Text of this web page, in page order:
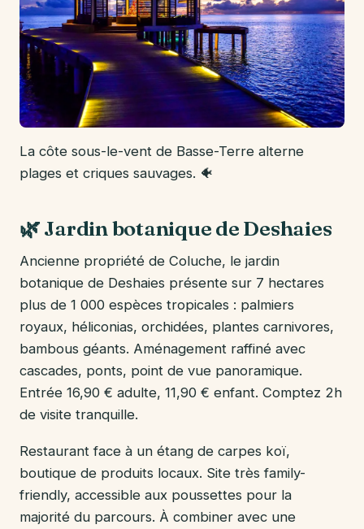
La côte sous-le-vent de Basse-Terre alterne
plages et criques sauvages. 🐠
🌿 Jardin botanique de Deshaies
Ancienne propriété de Coluche, le jardin
botanique de Deshaies présente sur 7 hectares
plus de 1 000 espèces tropicales : palmiers
royaux, héliconias, orchidées, plantes carnivores,
bambous géants. Aménagement raffiné avec
cascades, ponts, point de vue panoramique.
Entrée 16,90 € adulte, 11,90 € enfant. Comptez 2h
de visite tranquille.
Restaurant face à un étang de carpes koï,
boutique de produits locaux. Site très family-
friendly, accessible aux poussettes pour la
majorité du parcours. À combiner avec une